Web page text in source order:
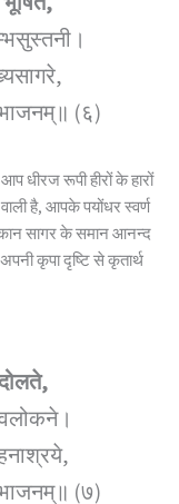
भाजनम्॥ (६)
धीरज रूपी हीरों के हारों
है, आपके पयोंधर स्वर्ण
सागर के समान आनन्द
कृपा दृष्टि से कृतार्थ
भाजनम्॥ (७)